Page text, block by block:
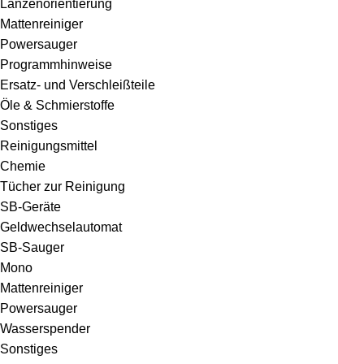
Lanzenorientierung
Mattenreiniger
Powersauger
Programmhinweise
Ersatz- und Verschleißteile
Öle & Schmierstoffe
Sonstiges
Reinigungsmittel
Chemie
Tücher zur Reinigung
SB-Geräte
Geldwechselautomat
SB-Sauger
Mono
Mattenreiniger
Powersauger
Wasserspender
Sonstiges